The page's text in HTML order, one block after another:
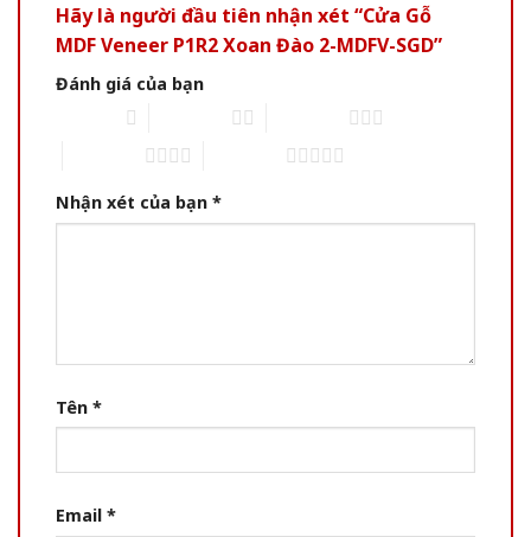
Hãy là người đầu tiên nhận xét “Cửa Gỗ
MDF Veneer P1R2 Xoan Đào 2-MDFV-SGD”
Đánh giá của bạn
Nhận xét của bạn *
Tên *
Email *